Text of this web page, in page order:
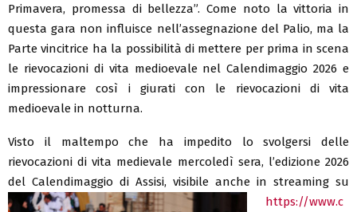
Primavera, promessa di bellezza”. Come noto la vittoria in
questa gara non influisce nell’assegnazione del Palio, ma la
Parte vincitrice ha la possibilità di mettere per prima in scena
le rievocazioni di vita medioevale nel Calendimaggio 2026 e
impressionare così i giurati con le rievocazioni di vita
medioevale in notturna.
Visto il maltempo che ha impedito lo svolgersi delle
rievocazioni di vita medievale mercoledì sera, l’edizione 2026
del Calendimaggio di Assisi, visibile anche in streaming su
https://www.c